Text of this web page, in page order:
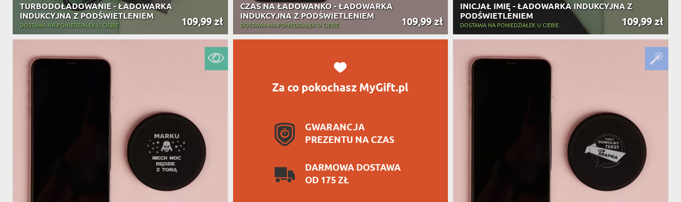
TURBODOŁADOWANIE - ŁADOWARKA
INDUKCYJNA Z PODŚWIETLENIEM
109,99 zł
DOSTAWA NA PONIEDZIAŁEK U CIEBIE
CZAS NA ŁADOWANKO - ŁADOWARKA
INDUKCYJNA Z PODŚWIETLENIEM
109,99 zł
DOSTAWA NA PONIEDZIAŁEK U CIEBIE
Za co pokochasz MyGift.pl
GWARANCJA
PREZENTU NA CZAS
DARMOWA DOSTAWA
OD 175 ZŁ
INICJAŁ IMIĘ - ŁADOWARKA INDUKCYJNA Z
PODŚWIETLENIEM
109,99 zł
DOSTAWA NA PONIEDZIAŁEK U CIEBIE